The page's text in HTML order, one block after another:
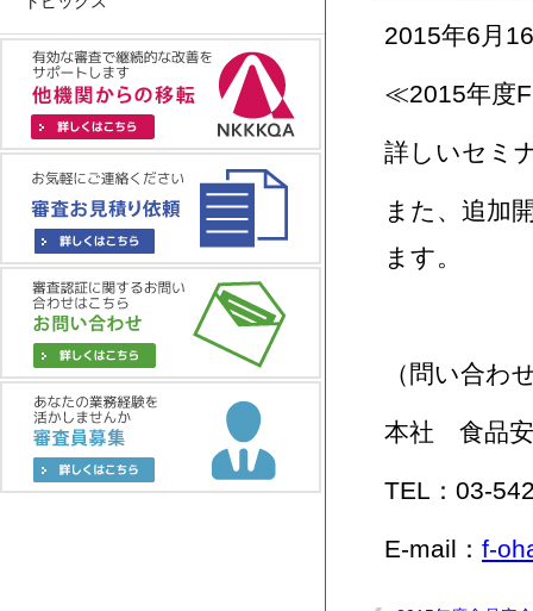
2015年6月
≪2015年度
詳しいセミ
また、追加
ます。
（問い合わ
本社 食品
TEL：03-
E-mail： f-